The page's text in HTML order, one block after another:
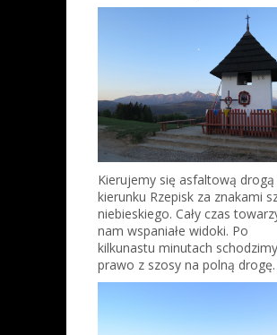
Kierujemy się asfaltową
kierunku Rzepisk za znakami
niebieskiego. Cały czas
nam wspaniałe widoki. Po
kilkunastu minutach
prawo z szosy na polną drogę.